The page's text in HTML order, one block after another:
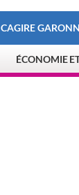
CAGIRE
ÉCONOMIE